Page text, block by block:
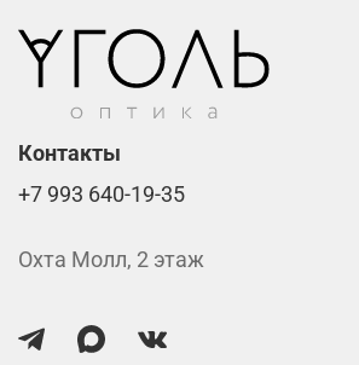
Контакты
+7 993 640-19-35
Охта Молл, 2 этаж